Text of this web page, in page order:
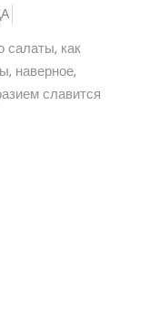
салаты, как
наверное,
славится